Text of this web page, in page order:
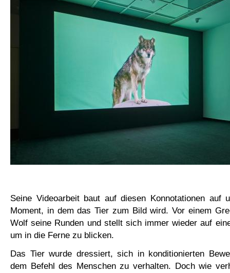
Seine Videoarbeit baut auf diesen Konnotationen auf
Moment, in dem das Tier zum Bild wird. Vor einem
Wolf seine Runden und stellt sich immer wieder auf
um in die Ferne zu blicken.
Das Tier wurde dressiert, sich in konditionierten
dem Befehl des Menschen zu verhalten. Doch wie